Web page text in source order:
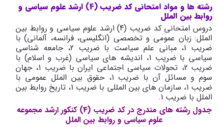
رشته ها و مواد امتحانی کد ضریب (4) ارشد علوم سیاسی و
روابط بین الملل
دروس امتحانی کد ضریب (4) ارشد علوم سیاسی و روابط بین
الملل: زبان عمومی و تخصصی (انگلیسی، فرانسه، آلمانی) با
ضریب 1، مبانی علم سیاست با ضریب 2، جامعه شناسی
سیاسی با ضریب 1، اندیشه های سیاسی (غرب و اسلام) با
ضریب 2، تحولات سیاسی اجتماعی ایران با ضریب 1، جهان
سوم و مسائل آن با ضریب 1، حقوق بین الملل عمومی با
ضریب 1، سازمان های بین المللی با ضریب 1، تاریخ روابط بین
الملل با ضریب 1.
جدول رشته های مندرج در کد ضریب (4) کنکور ارشد مجموعه
علوم سیاسی و روابط بین الملل